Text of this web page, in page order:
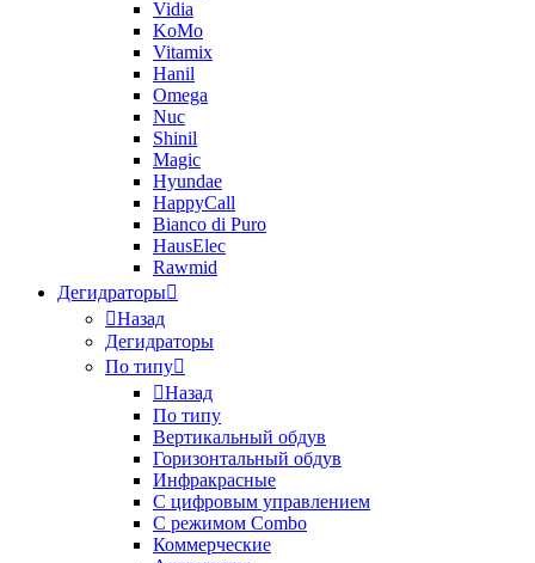
Vidia
KoMo
Vitamix
Hanil
Omega
Nuc
Shinil
Magic
Hyundae
HappyCall
Bianco di Puro
HausElec
Rawmid
Дегидраторы
Назад
Дегидраторы
По типу
Назад
По типу
Вертикальный обдув
Горизонтальный обдув
Инфракрасные
С цифровым управлением
С режимом Combo
Коммерческие